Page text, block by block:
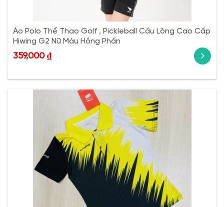
Áo Polo Thể Thao Golf , Pickleball Cầu Lông Cao Cấp
Hiwing G2 Nữ Màu Hồng Phấn
359,000 ₫